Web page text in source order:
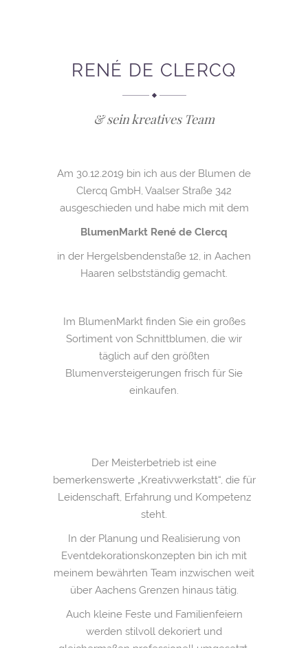
RENÉ DE CLERCQ
& sein kreatives Team
Am 30.12.2019 bin ich aus der Blumen de
Clercq GmbH, Vaalser Straße 342
ausgeschieden und habe mich mit dem
BlumenMarkt René de Clercq
in der Hergelsbendenstaße 12, in Aachen
Haaren selbstständig gemacht.
Im BlumenMarkt finden Sie ein großes
Sortiment von Schnittblumen, die wir
täglich auf den größten
Blumenversteigerungen frisch für Sie
einkaufen.
Der Meisterbetrieb ist eine
bemerkenswerte „Kreativwerkstatt“, die für
Leidenschaft, Erfahrung und Kompetenz
steht.
In der Planung und Realisierung von
Eventdekorationskonzepten bin ich mit
meinem bewährten Team inzwischen weit
über Aachens Grenzen hinaus tätig.
Auch kleine Feste und Familienfeiern
werden stilvoll dekoriert und